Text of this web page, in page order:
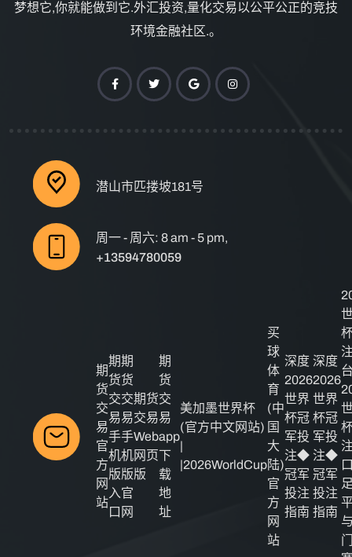
梦想它,你就能做到它.外汇投资,量化交易以公平公正的竞技
环境金融社区.。
潜山市匹搂坡181号
周一 - 周六: 8 am - 5 pm,
+13594780059
期
货
交
易
官
方
网
站
期
货
交
易
手
机
版
入
口
期
货
交
易
手
机
版
官
网
期货
交易
Web
网页
版
期
货
交
易
app
下
载
地
址
美加墨世界杯
(官方中文网站)
|
|2026WorldCup
买
球
体
育
(中
国
大
陆)
官
方
网
站
深度
2026
世界
杯冠
军投
注◆
冠军
投注
指南
深度
2026
世界
杯冠
军投
注◆
冠军
投注
指南